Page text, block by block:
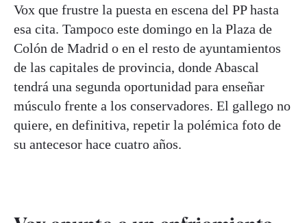
Vox que frustre la puesta en escena del PP hasta
esa cita. Tampoco este domingo en la Plaza de
Colón de Madrid o en el resto de ayuntamientos
de las capitales de provincia, donde Abascal
tendrá una segunda oportunidad para enseñar
músculo frente a los conservadores. El gallego no
quiere, en definitiva, repetir la polémica foto de
su antecesor hace cuatro años.